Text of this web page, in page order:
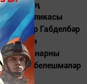
Республикасы
Фәннур Габделбәр
кергән
гражданнарны
һәм белешмәләр